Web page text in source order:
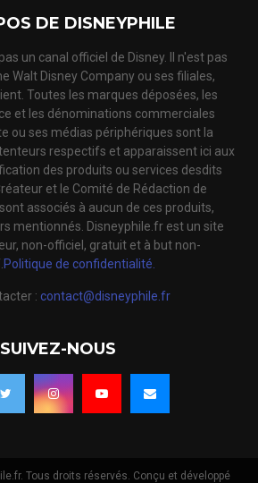
DE DISNEYPHILE
un canal officiel de Disney. Il n'est pas
Walt Disney Company ou ses filiales,
Toutes les marques déposées, les
et les dénominations commerciales
ou ses médias périphériques sont la
respectifs et apparaissent ici aux
des produits ou services desdits
et le Comité de Rédaction de
associés à aucun de ces produits,
mentionnés. Disneyphile.fr est un site
non-officiel, gratuit et à but non-
Politique de confidentialité.
: contact@disneyphile.fr
SUIVEZ-NOUS
Tous droits réservés. Conçu et développé